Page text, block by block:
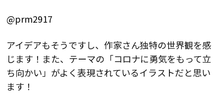
@prm2917
アイデアもそうですし、作家さん独特の世界観を感
じます！また、テーマの「コロナに勇気をもって立
ち向かい」がよく表現されているイラストだと思い
ます！